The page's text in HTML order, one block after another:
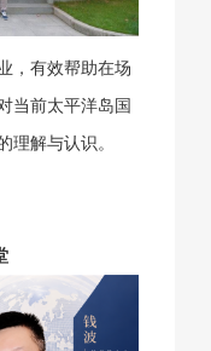
，有效帮助在场
当前太平洋岛国
理解与认识。